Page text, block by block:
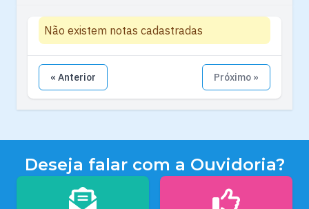
Não existem notas cadastradas
« Anterior Próximo »
Deseja falar com a Ouvidoria?